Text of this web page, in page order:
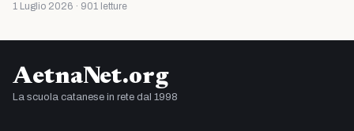
1 Luglio 2026 · 901 letture
AetnaNet.org
La scuola catanese in rete dal 1998